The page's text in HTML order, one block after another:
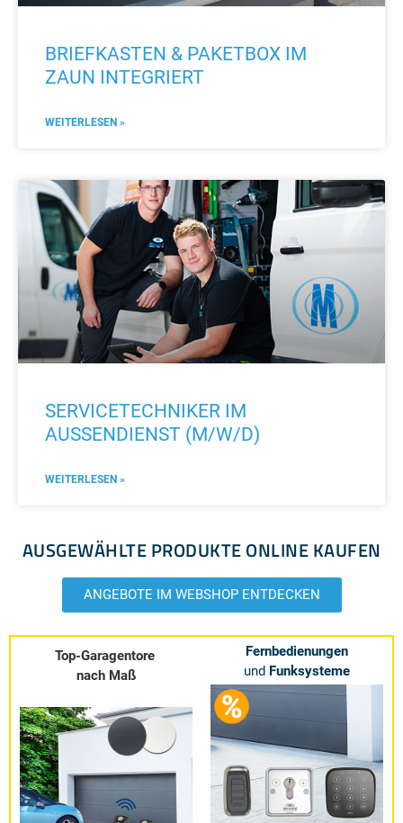
BRIEFKASTEN & PAKETBOX IM
ZAUN INTEGRIERT
WEITERLESEN »
SERVICETECHNIKER IM
AUSSENDIENST (M/W/D)
WEITERLESEN »
AUSGEWÄHLTE PRODUKTE ONLINE KAUFEN
ANGEBOTE IM WEBSHOP ENTDECKEN
Top-Garagentore
nach Maß
Fernbedienungen
und Funksysteme